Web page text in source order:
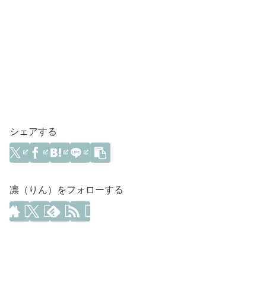
シェアする
凛（りん）をフォローする